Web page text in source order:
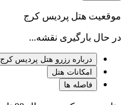
موقعیت هتل پردیس کرج
در حال بارگیری نقشه...
درباره رزرو هتل پردیس کرج
امکانات هتل
فاصله ها